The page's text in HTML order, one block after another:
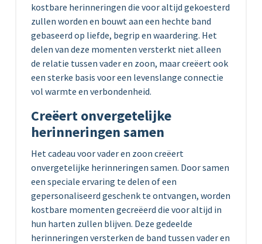
kostbare herinneringen die voor altijd gekoesterd
zullen worden en bouwt aan een hechte band
gebaseerd op liefde, begrip en waardering. Het
delen van deze momenten versterkt niet alleen
de relatie tussen vader en zoon, maar creëert ook
een sterke basis voor een levenslange connectie
vol warmte en verbondenheid.
Creëert onvergetelijke
herinneringen samen
Het cadeau voor vader en zoon creëert
onvergetelijke herinneringen samen. Door samen
een speciale ervaring te delen of een
gepersonaliseerd geschenk te ontvangen, worden
kostbare momenten gecreëerd die voor altijd in
hun harten zullen blijven. Deze gedeelde
herinneringen versterken de band tussen vader en